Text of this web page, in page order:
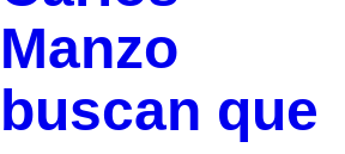
Manzo
buscan que